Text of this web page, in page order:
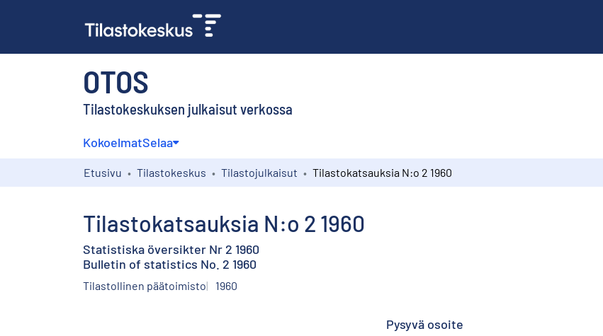
OTOS
Tilastokeskuksen julkaisut verkossa
KokoelmatSelaa
Etusivu Tilastokeskus Tilastojulkaisut Tilastokatsauksia N:o 2 1960
Tilastokatsauksia N:o 2 1960
Statistiska översikter Nr 2 1960
Bulletin of statistics No. 2 1960
Tilastollinen päätoimisto 1960
Pysyvä osoite